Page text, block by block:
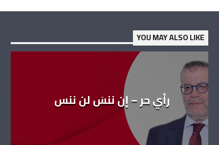
YOU MAY ALSO LIKE
رأي حر – إن ننسَ لن ننس